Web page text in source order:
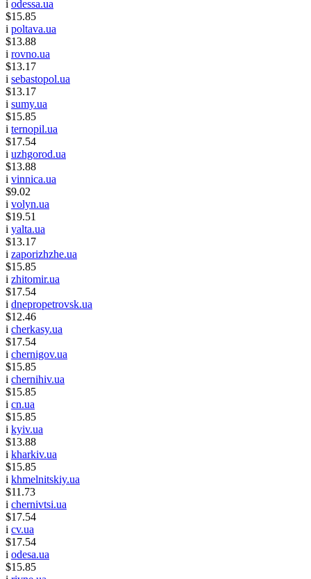
i odessa.ua
$15.85
i poltava.ua
$13.88
i rovno.ua
$13.17
i sebastopol.ua
$13.17
i sumy.ua
$15.85
i ternopil.ua
$17.54
i uzhgorod.ua
$13.88
i vinnica.ua
$9.02
i volyn.ua
$19.51
i yalta.ua
$13.17
i zaporizhzhe.ua
$15.85
i zhitomir.ua
$17.54
i dnepropetrovsk.ua
$12.46
i cherkasy.ua
$17.54
i chernigov.ua
$15.85
i chernihiv.ua
$15.85
i cn.ua
$15.85
i kyiv.ua
$13.88
i kharkiv.ua
$15.85
i khmelnitskiy.ua
$11.73
i chernivtsi.ua
$17.54
i cv.ua
$17.54
i odesa.ua
$15.85